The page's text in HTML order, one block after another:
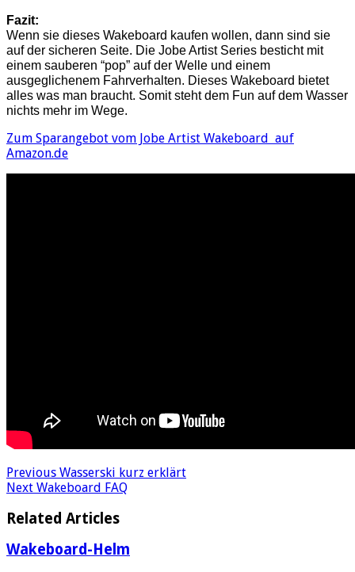
Fazit:
Wenn sie dieses Wakeboard kaufen wollen, dann sind sie
auf der sicheren Seite. Die Jobe Artist Series besticht mit
einem sauberen “pop” auf der Welle und einem
ausgeglichenem Fahrverhalten. Dieses Wakeboard bietet
alles was man braucht. Somit steht dem Fun auf dem Wasser
nichts mehr im Wege.
Zum Sparangebot vom Jobe Artist Wakeboard auf
Amazon.de
Previous Wasserski kurz erklärt
Next Wakeboard FAQ
Related Articles
Wakeboard-Helm